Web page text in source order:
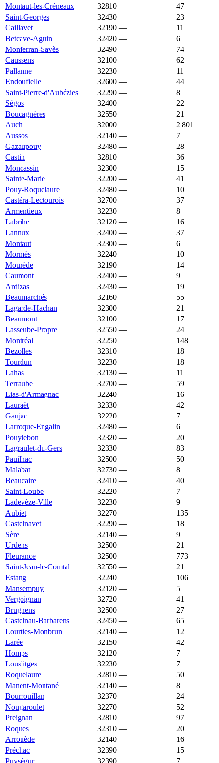
Montaut-les-Créneaux
32810 —
47
Saint-Georges
32430 —
23
Caillavet
32190 —
11
Betcave-Aguin
32420 —
6
Monferran-Savès
32490
74
Caussens
32100 —
62
Pallanne
32230 —
11
Endoufielle
32600 —
44
Saint-Pierre-d'Aubézies
32290 —
8
Ségos
32400 —
22
Boucagnères
32550 —
21
Auch
32000
2 801
Aussos
32140 —
7
Gazaupouy
32480 —
28
Castin
32810 —
36
Moncassin
32300 —
15
Sainte-Marie
32200 —
41
Pouy-Roquelaure
32480 —
10
Castéra-Lectourois
32700 —
37
Armentieux
32230 —
8
Labrihe
32120 —
16
Lannux
32400 —
37
Montaut
32300 —
6
Mormès
32240 —
10
Mourède
32190 —
14
Caumont
32400 —
9
Ardizas
32430 —
19
Beaumarchés
32160 —
55
Lagarde-Hachan
32300 —
21
Beaumont
32100 —
17
Lasseube-Propre
32550 —
24
Montréal
32250
148
Bezolles
32310 —
18
Tourdun
32230 —
18
Lahas
32130 —
11
Terraube
32700 —
59
Lias-d'Armagnac
32240 —
16
Lauraët
32330 —
42
Gaujac
32220 —
7
Larroque-Engalin
32480 —
6
Pouylebon
32320 —
20
Lagraulet-du-Gers
32330 —
83
Pauilhac
32500 —
50
Malabat
32730 —
8
Beaucaire
32410 —
40
Saint-Loube
32220 —
7
Ladevèze-Ville
32230 —
9
Aubiet
32270
135
Castelnavet
32290 —
18
Sère
32140 —
9
Urdens
32500 —
21
Fleurance
32500
773
Saint-Jean-le-Comtal
32550 —
21
Estang
32240
106
Mansempuy
32120 —
5
Vergoignan
32720 —
41
Brugnens
32500 —
27
Castelnau-Barbarens
32450 —
65
Lourties-Monbrun
32140 —
12
Larée
32150 —
42
Homps
32120 —
7
Louslitges
32230 —
7
Roquelaure
32810 —
50
Manent-Montané
32140 —
8
Bourrouillan
32370
24
Nougaroulet
32270 —
52
Preignan
32810
97
Roques
32310 —
20
Arrouède
32140 —
16
Préchac
32390 —
15
Puységur
32390 — 7